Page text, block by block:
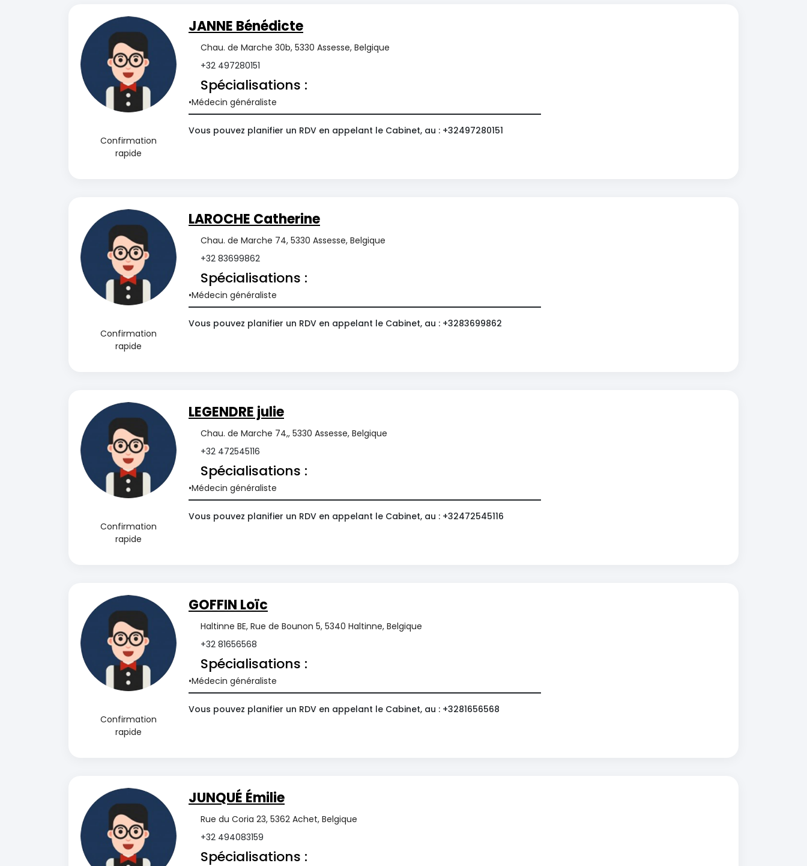
Confirmation
rapide
JANNE Bénédicte
Chau. de Marche 30b, 5330 Assesse, Belgique
+32 497280151
Spécialisations :
Médecin généraliste
Vous pouvez planifier un RDV en appelant le Cabinet, au : +32497280151
Confirmation
rapide
LAROCHE Catherine
Chau. de Marche 74, 5330 Assesse, Belgique
+32 83699862
Spécialisations :
Médecin généraliste
Vous pouvez planifier un RDV en appelant le Cabinet, au : +3283699862
Confirmation
rapide
LEGENDRE julie
Chau. de Marche 74,, 5330 Assesse, Belgique
+32 472545116
Spécialisations :
Médecin généraliste
Vous pouvez planifier un RDV en appelant le Cabinet, au : +32472545116
Confirmation
rapide
GOFFIN Loïc
Haltinne BE, Rue de Bounon 5, 5340 Haltinne, Belgique
+32 81656568
Spécialisations :
Médecin généraliste
Vous pouvez planifier un RDV en appelant le Cabinet, au : +3281656568
JUNQUÉ Émilie
Rue du Coria 23, 5362 Achet, Belgique
+32 494083159
Spécialisations :